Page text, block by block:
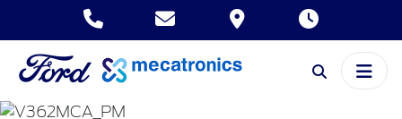
TOURNEO
CUSTOM